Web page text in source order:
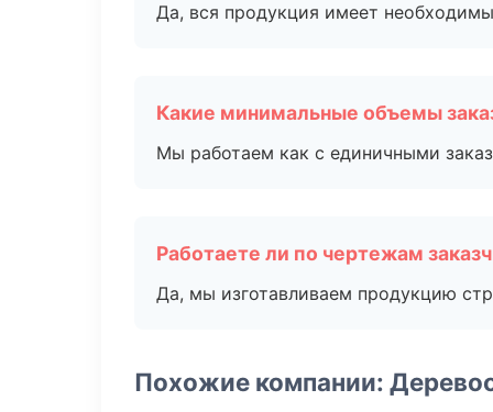
Да, вся продукция имеет
Какие минимальные объемы
Мы работаем как с единичными
Работаете ли по чертежам
Да, мы изготавливаем продукцию
Похожие компании: